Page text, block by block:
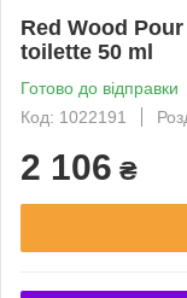
Red Wood
toilette 50 ml
Готово до відправки
Код: 1022191
2 106 ₴